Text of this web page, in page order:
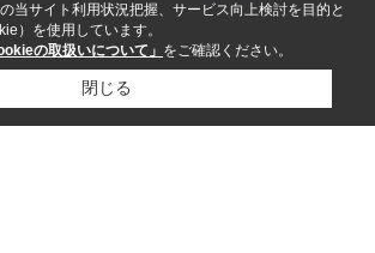
当サイト利用状況把握、サービス向上検討を目的と
）を使用しています。
の取扱いについて」 をご確認ください。
閉じる